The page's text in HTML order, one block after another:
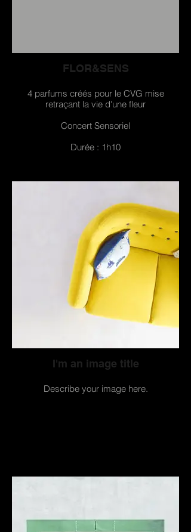
FLOR&SENS
4 parfums créés pour le CVG mise
retraçant la vie d'une fleur
Concert Sensoriel
Durée : 1h10
I'm an image title
Describe your image here.